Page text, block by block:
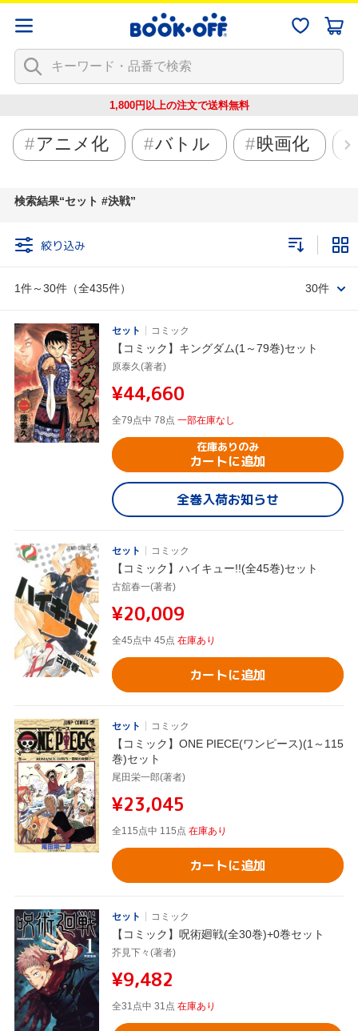
1,800円以上の注文で送料無料
アニメ化 バトル 映画化
検索結果 セット #決戦
絞り込み
1件～30件（全435件） 30件
セット コミック
【コミック】キングダム(1～79巻)セット
原泰久(著者)
¥44,660
全79点中 78点 一部在庫なし
在庫ありのみ
カートに追加
全巻入荷お知らせ
セット コミック
【コミック】ハイキュー!!(全45巻)セット
古舘春一(著者)
¥20,009
全45点中 45点 在庫あり
カートに追加
セット コミック
【コミック】ONE PIECE(ワンピース)(1～115
巻)セット
尾田栄一郎(著者)
¥23,045
全115点中 115点 在庫あり
カートに追加
セット コミック
【コミック】呪術廻戦(全30巻)+0巻セット
芥見下々(著者)
¥9,482
全31点中 31点 在庫あり